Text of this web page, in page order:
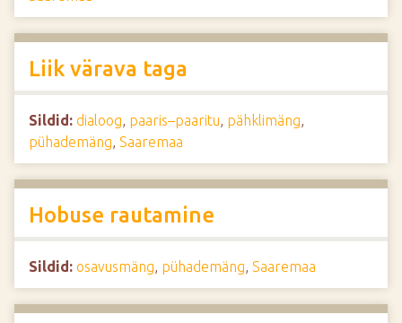
Liik värava taga
Sildid: dialoog, paaris–paaritu, pähklimäng,
pühademäng, Saaremaa
Hobuse rautamine
Sildid: osavusmäng, pühademäng, Saaremaa